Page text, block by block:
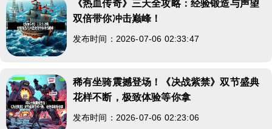
《热血传奇》三天全攻略：经验锻造与声望
双倍带你冲击巅峰！
发布时间：2026-07-06 02:33:47
稀有坐骑震撼登场！《决战紫禁》双节盛典
花样不断，极致体验等你拿
发布时间：2026-07-06 02:23:06